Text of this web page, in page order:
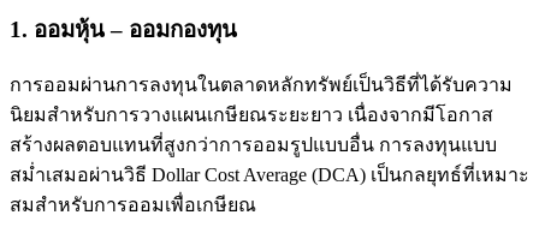
1. ออมหุ้น – ออมกองทุน
การออมผ่านการลงทุนในตลาดหลักทรัพย์เป็นวิธีที่ได้รับความ
นิยมสำหรับการวางแผนเกษียณระยะยาว เนื่องจากมีโอกาส
สร้างผลตอบแทนที่สูงกว่าการออมรูปแบบอื่น การลงทุนแบบ
สม่ำเสมอผ่านวิธี Dollar Cost Average (DCA) เป็นกลยุทธ์ที่เหมาะ
สมสำหรับการออมเพื่อเกษียณ